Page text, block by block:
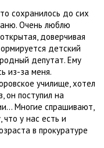
сохранилось до сих
Очень люблю
доверчивая
детский
депутат. Ему
из-за меня.
училище, хотел
он поступил на
Многие спрашивают,
у нас есть и
в прокуратуре